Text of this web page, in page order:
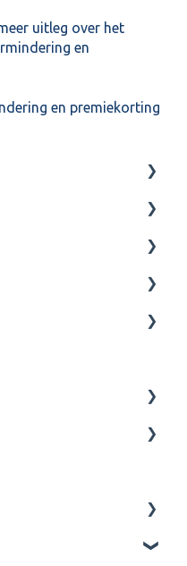
uitleg over het
en
en premiekorting